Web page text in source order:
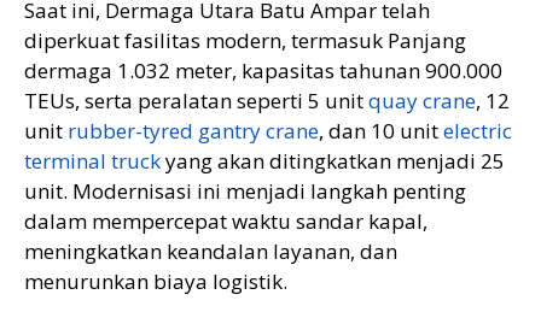
Saat ini, Dermaga Utara Batu Ampar telah
diperkuat fasilitas modern, termasuk Panjang
dermaga 1.032 meter, kapasitas tahunan 900.000
TEUs, serta peralatan seperti 5 unitquay crane, 12
unit rubber-tyred gantry crane, dan 10 unitelectric
terminal truckyang akan ditingkatkan menjadi 25
unit. Modernisasi ini menjadi langkah penting
dalam mempercepat waktu sandar kapal,
meningkatkan keandalan layanan, dan
menurunkan biaya logistik.